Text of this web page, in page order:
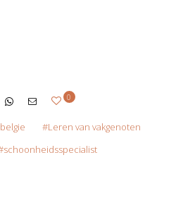
0
belgie
Leren van vakgenoten
schoonheidsspecialist